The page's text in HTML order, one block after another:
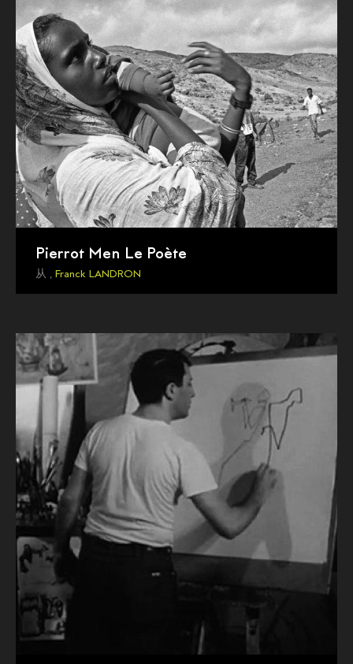
Pierrot Men Le Poète
从 , Franck LANDRON